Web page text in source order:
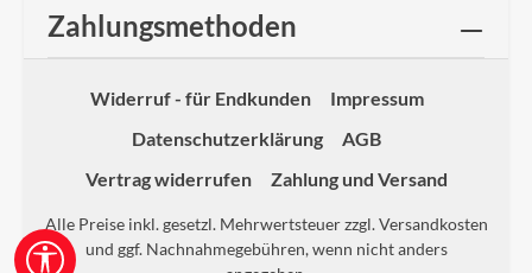
Zahlungsmethoden
Widerruf - für Endkunden
Impressum
Datenschutzerklärung
AGB
Vertrag widerrufen
Zahlung und Versand
Alle Preise inkl. gesetzl. Mehrwertsteuer zzgl.Versandkosten
und ggf. Nachnahmegebühren, wenn nicht anders
Werkzeugleiste anzeigen